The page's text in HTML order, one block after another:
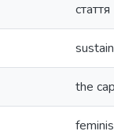
стаття
the